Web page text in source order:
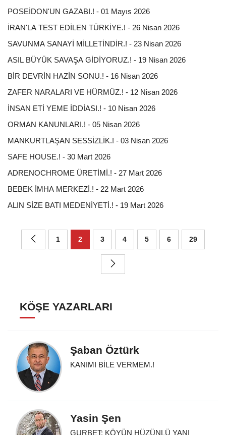
POSEİDON'UN GAZABI.! - 01 Mayıs 2026
İRAN'LA TEST EDİLEN TÜRKİYE.! - 26 Nisan 2026
SAVUNMA SANAYİ MİLLETİNDİR.! - 23 Nisan 2026
ASIL BÜYÜK SAVAŞA GİDİYORUZ.! - 19 Nisan 2026
BİR DEVRİN HAZİN SONU.! - 16 Nisan 2026
ZAFER NARALARI VE HÜRMÜZ.! - 12 Nisan 2026
İNSAN ETİ YEME İDDİASI.! - 10 Nisan 2026
ORMAN KANUNLARI.! - 05 Nisan 2026
MANKURTLAŞAN SESSİZLİK.! - 03 Nisan 2026
SAFE HOUSE.! - 30 Mart 2026
ADRENOCHROME ÜRETİMİ.! - 27 Mart 2026
BEBEK İMHA MERKEZİ.! - 22 Mart 2026
ALIN SİZE BATI MEDENİYETİ.! - 19 Mart 2026
1 2 3 4 5 6 29
KÖŞE YAZARLARI
Şaban Öztürk
KANIMI BİLE VERMEM.!
Yasin Şen
GURBET: KÖYÜN HÜZÜNLÜ YANI